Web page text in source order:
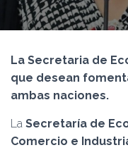
La Secretaria de
que desean
ambas naciones.
La Secretaría de
Comercio e